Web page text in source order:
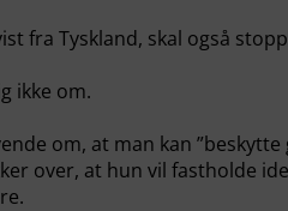
fra Tyskland, skal også
ikke om.
om, at man kan
over, at hun vil fastholde